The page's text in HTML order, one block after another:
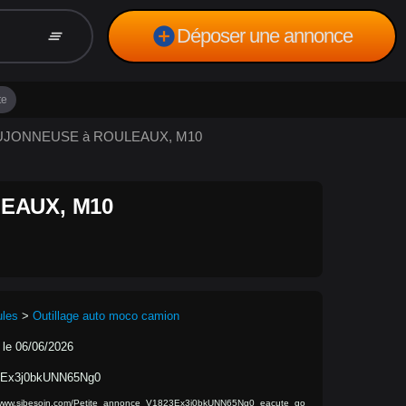
clear_all add_circleDéposer une annonce
à ROULEAUX, M10
M10
> Outillage auto moco camion
le 06/06/2026
Petite_annonce_V1823Ex3j0bkUNN65Ng0_eacute_go